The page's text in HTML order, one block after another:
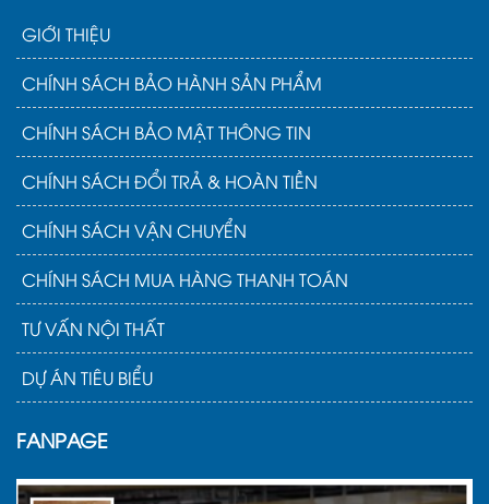
GIỚI THIỆU
CHÍNH SÁCH BẢO HÀNH SẢN PHẨM
CHÍNH SÁCH BẢO MẬT THÔNG TIN
CHÍNH SÁCH ĐỔI TRẢ & HOÀN TIỀN
CHÍNH SÁCH VẬN CHUYỂN
CHÍNH SÁCH MUA HÀNG THANH TOÁN
TƯ VẤN NỘI THẤT
DỰ ÁN TIÊU BIỂU
FANPAGE